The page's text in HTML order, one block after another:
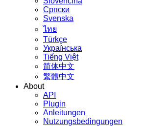
Српски
Svenska
ไทย
Türkçe
Українська
Tiếng Việt
简体中文
繁體中文
About
API
Plugin
Anleitungen
Nutzungsbedingungen